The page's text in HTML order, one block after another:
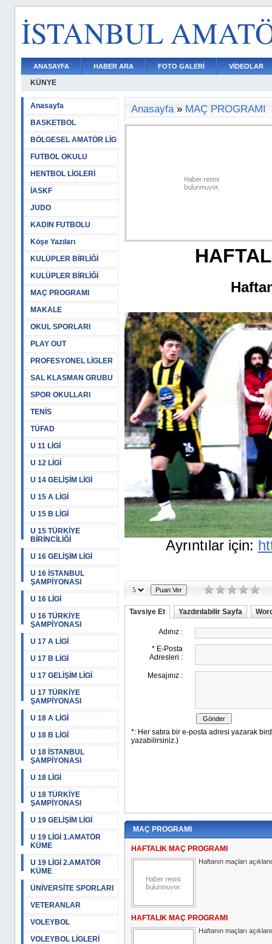
İSTANBUL
ANASAYFA HABER ARA FOTO GALERİ VİDEOLAR
KÜNYE
Anasayfa
BASKETBOL
BÖLGESEL AMATÖR LİG
FUTBOL OKULU
HENTBOL LİGLERİ
İASKF
JUDO
KADIN FUTBOLU
Köşe Yazıları
KULÜPLER BİRLİĞİ
KULÜPLER BİRLİĞİ
MAÇ PROGRAMI
MAKALE
OKUL SPORLARI
PLAY OUT
PROFESYONEL LİGLER
SAL KLASMAN GRUBU
SPOR OKULLARI
TENİS
TÜFAD
U 11 LİGİ
U 12 LİGİ
U 14 GELİŞİM LİGİ
U 15 A LİGİ
U 15 B LİGİ
U 15 TÜRKİYE
BİRİNCİLİĞİ
U 16 GELİŞİM LİGİ
U 16 İSTANBUL
ŞAMPİYONASI
U 16 LİGİ
U 16 TÜRKİYE
ŞAMPİYONASI
U 17 A LİGİ
U 17 B LİGİ
U 17 GELİŞİM LİGİ
U 17 TÜRKİYE
ŞAMPİYONASI
U 18 A LİGİ
U 18 B LİGİ
U 18 İSTANBUL
ŞAMPİYONASI
U 18 LİGİ
U 18 TÜRKİYE
ŞAMPİYONASI
U 19 GELİŞİM LİGİ
U 19 LİGİ 1.AMATÖR
KÜME
U 19 LİGİ 2.AMATÖR
KÜME
ÜNİVERSİTE SPORLARI
VETERANLAR
VOLEYBOL
VOLEYBOL LİGLERİ
Anasayfa» MAÇ PROGRAMI
Ayrıntılar için:
Tavsiye Et Yazdırılabilir Sayfa
MAÇ PROGRAMI
HAFTALIK MAÇ PROGRAMI
Haftanın maçları
HAFTALIK MAÇ PROGRAMI
Haftanın maçları